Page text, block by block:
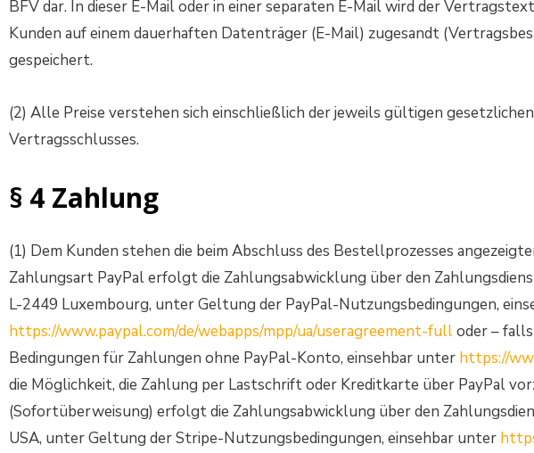
BFV dar. In dieser E-Mail oder in einer separaten E-Mail wird der
Kunden auf einem dauerhaften Datenträger (E-Mail) zugesandt
gespeichert.
(2) Alle Preise verstehen sich einschließlich der jeweils gültigen
Vertragsschlusses.
§ 4 Zahlung
(1) Dem Kunden stehen die beim Abschluss des Bestellprozesses
Zahlungsart PayPal erfolgt die Zahlungsabwicklung über den
L-2449 Luxembourg, unter Geltung der PayPal-Nutzungsbedingungen,
https://www.paypal.com/de/webapps/mpp/ua/useragreement-fulloder –
Bedingungen für Zahlungen ohne PayPal-Konto, einsehbar unter https://
die Möglichkeit, die Zahlung per Lastschrift oder Kreditkarte über PayPal
(Sofortüberweisung) erfolgt die Zahlungsabwicklung über den
USA, unter Geltung der Stripe-Nutzungsbedingungen, einsehbar unter